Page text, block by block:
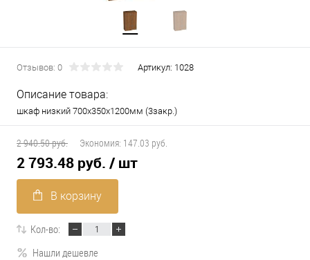
Отзывов: 0 Артикул: 1028
Описание товара:
шкаф низкий 700х350х1200мм (3закр.)
2 940.50 руб. Экономия: 147.03 руб.
2 793.48 руб. / шт
В корзину
Кол-во:
Нашли дешевле